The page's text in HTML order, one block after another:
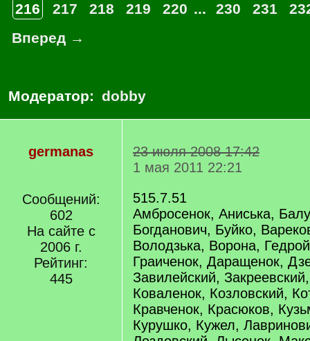
216
217 218 219 220 ... 230 231
Вперед →
Модератор: dobby
germanas
Сообщений:
602
На сайте с
2006 г.
Рейтинг:
445
23 июля 2008 17:42
1 мая 2011 22:21
515.7.51
Амбросенок, Аниська,
Богданович, Буйко,
Володзька, Ворона,
Граиченок, Даращенок,
Завилейский,
Коваленок, Козловский,
Кравченок, Красюков,
Курушко, Кужел,